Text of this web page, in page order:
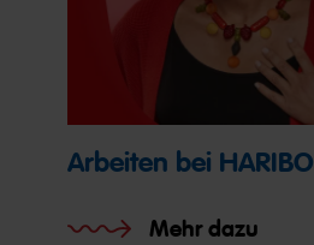
Arbeiten bei HARIBO
Mehr dazu